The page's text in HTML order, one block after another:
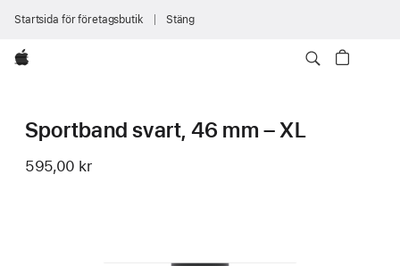
Startsida för företagsbutik Stäng
Apple
Sportband svart, 46 mm – XL
595,00 kr